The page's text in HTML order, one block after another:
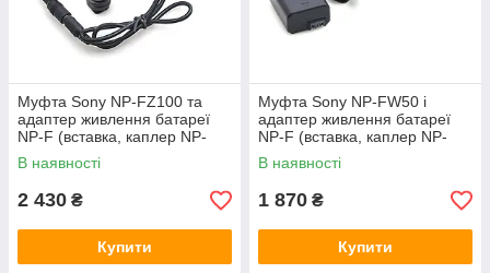
Муфта Sony NP-FZ100 та
адаптер живлення батареї
NP-F (вставка, каплер NP-
FZ100) для Sony
В наявності
2 430 ₴
Купити
Муфта Sony NP-FW50 і
адаптер живлення батареї
NP-F (вставка, каплер NP-
FW50) для Sony
В наявності
1 870 ₴
Купити